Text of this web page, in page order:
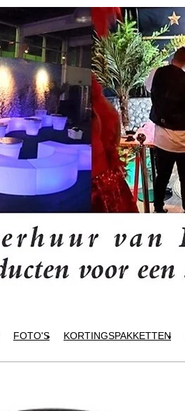
FOTO'S KORTINGSPAKKETTEN